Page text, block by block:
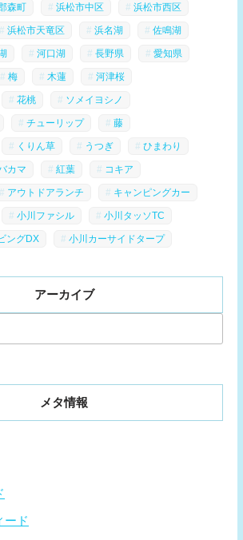
森町 浜松市中区 浜松市西区
浜松市天竜区 浜名湖 佐鳴湖
河口湖 長野県 愛知県
梅 木蓮 河津桜
花桃 ソメイヨシノ
チューリップ 藤
くりん草 うつぎ ひまわり
カマ 紅葉 コキア
アウトドアランチ キャンピングカー
小川ファシル 小川タッソTC
ングDX 小川カーサイドタープ
アーカイブ
メタ情報
ード